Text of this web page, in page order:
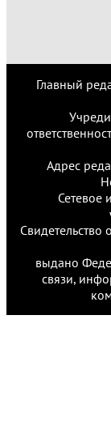
Главный
Адрес
Сетевое
выдано
связи,